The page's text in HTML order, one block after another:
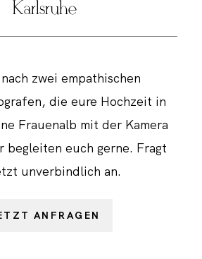
Karlsruhe
zwei empathischen
die eure Hochzeit in
Frauenalb mit der Kamera
begleiten euch gerne. Fragt
unverbindlich an.
ANFRAGEN